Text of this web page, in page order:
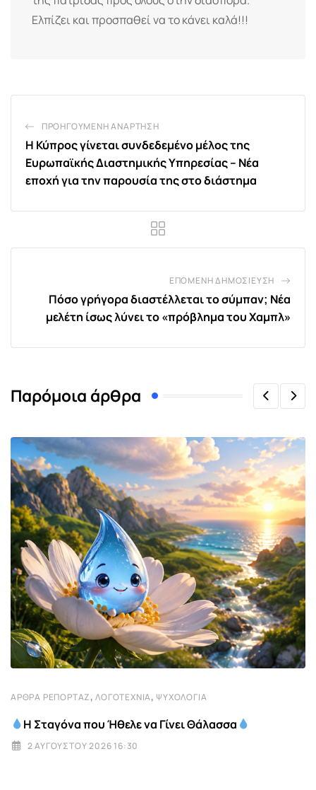
Ελπίζει και προσπαθεί να το κάνει καλά!!!
ΠΡΟΗΓΟΎΜΕΝΗ ΑΝΆΡΤΗΣΗ
Η Κύπρος γίνεται συνδεδεμένο μέλος της
Ευρωπαϊκής Διαστημικής Υπηρεσίας – Νέα
εποχή για την παρουσία της στο διάστημα
ΕΠΌΜΕΝΗ ΔΗΜΟΣΊΕΥΣΗ
Πόσο γρήγορα διαστέλλεται το σύμπαν; Νέα
μελέτη ίσως λύνει το «πρόβλημα του Χαμπλ»
Παρόμοια άρθρα
ΆΡΘΡΑ ΡΕΠΟΡΤΆΖ,ΛΟΓΟΤΕΧΝΊΑ, ΨΥΧΟΛΟΓΊΑ
Η Σταγόνα που Ήθελε να Γίνει Θάλασσα
2 ΑΥΓΟΎΣΤΟΥ 2026 16:30